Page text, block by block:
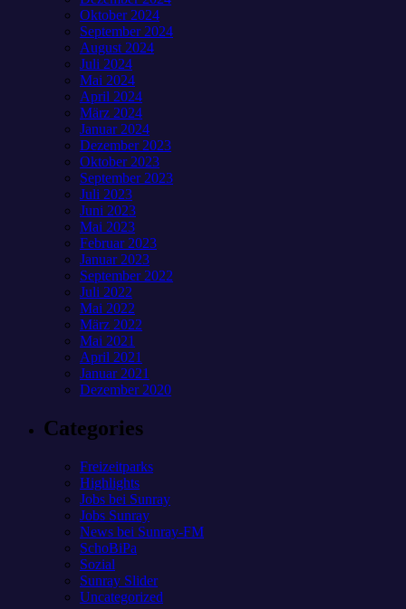
Oktober 2024
September 2024
August 2024
Juli 2024
Mai 2024
April 2024
März 2024
Januar 2024
Dezember 2023
Oktober 2023
September 2023
Juli 2023
Juni 2023
Mai 2023
Februar 2023
Januar 2023
September 2022
Juli 2022
Mai 2022
März 2022
Mai 2021
April 2021
Januar 2021
Dezember 2020
Categories
Freizeitparks
Highlights
Jobs bei Sunray
Jobs Sunray
News bei Sunray-FM
SchoBiPa
Sozial
Sunray Slider
Uncategorized